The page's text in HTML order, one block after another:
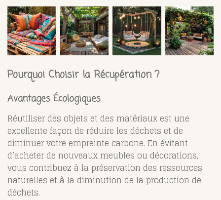
Pourquoi Choisir la Récupération ?
Avantages Écologiques
Réutiliser des objets et des matériaux est une
excellente façon de réduire les déchets et de
diminuer votre empreinte carbone. En évitant
d’acheter de nouveaux meubles ou décorations,
vous contribuez à la préservation des ressources
naturelles et à la diminution de la production de
déchets.